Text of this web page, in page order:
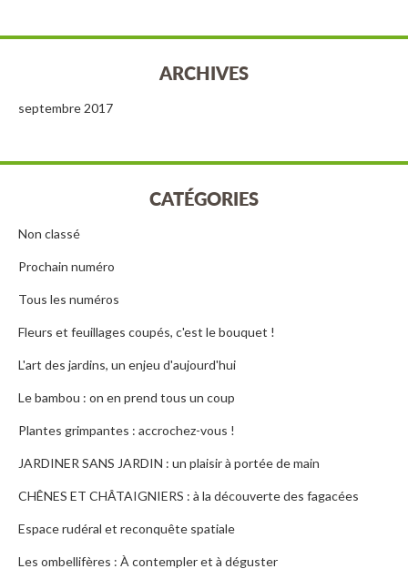
ARCHIVES
septembre 2017
CATÉGORIES
Non classé
Prochain numéro
Tous les numéros
Fleurs et feuillages coupés, c'est le bouquet !
L'art des jardins, un enjeu d'aujourd'hui
Le bambou : on en prend tous un coup
Plantes grimpantes : accrochez-vous !
JARDINER SANS JARDIN : un plaisir à portée de main
CHÊNES ET CHÂTAIGNIERS : à la découverte des fagacées
Espace rudéral et reconquête spatiale
Les ombellifères : À contempler et à déguster